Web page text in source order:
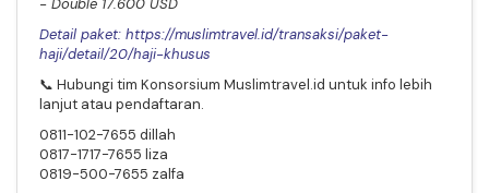
- Double 17.600 USD
Detail paket: https://muslimtravel.id/transaksi/paket-
haji/detail/20/haji-khusus
📞 Hubungi tim Konsorsium Muslimtravel.id untuk info lebih
lanjut atau pendaftaran.
0811-102-7655 dillah
0817-1717-7655 liza
0819-500-7655 zalfa